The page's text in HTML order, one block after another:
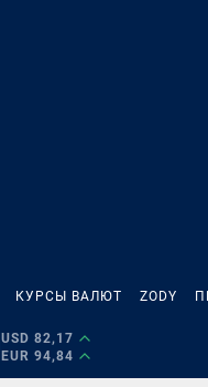
КУРСЫ ВАЛЮТ ZODY
USD 82,17
EUR 94,84